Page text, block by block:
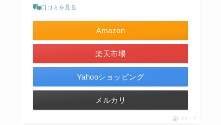
口コミを見る
Amazon
楽天市場
Yahooショッピング
メルカリ
ポチップ